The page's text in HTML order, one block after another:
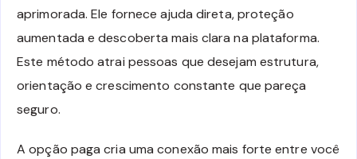
aprimorada. Ele fornece ajuda direta, proteção
aumentada e descoberta mais clara na plataforma.
Este método atrai pessoas que desejam estrutura,
orientação e crescimento constante que pareça
seguro.
A opção paga cria uma conexão mais forte entre você